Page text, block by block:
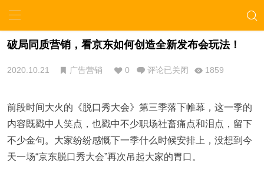
破局同质营销，看京东如何创造全新发布会玩法！
2020.10.21 广告营销 0 评论已关闭 1859
前段时间大火的《脱口秀大会》第三季落下帷幕，这一季的
内容既戳中人笑点，也戳中不少职场社畜痛点和泪点，留下
不少金句。大家纷纷感慨下一季什么时候安排上，没想到今
天一场“京东脱口秀大会”再次吊起大家的胃口。